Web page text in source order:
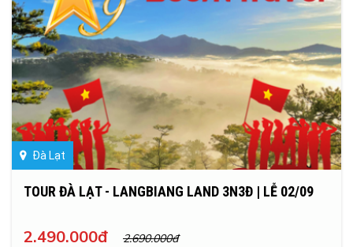
Đà Lạt
TOUR ĐÀ LẠT - LANGBIANG LAND 3N3Đ | LỄ 02/09
2.490.000đ
2.690.000đ